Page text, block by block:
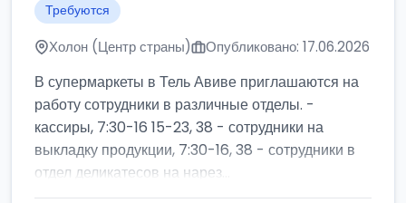
Требуются
Холон (Центр страны) Опубликовано: 17.06.2026
В супермаркеты в Тель Авиве приглашаются на
работу сотрудники в различные отделы. -
кассиры, 7:30-16 15-23, 38 - сотрудники на
выкладку продукции, 7:30-16, 38 - сотрудники в
отдел деликатесов на нарез...